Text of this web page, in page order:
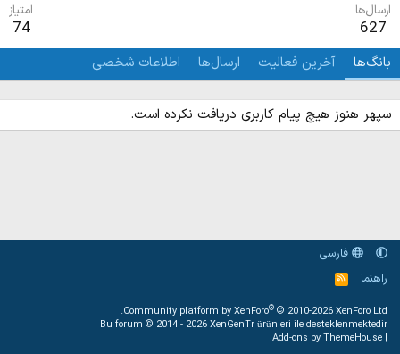
ارسال‌ها
627
امتیاز
74
بانگ‌ها آخرین فعالیت ارسال‌ها اطلاعات شخصی
سپهر هنوز هیچ پیام کاربری دریافت نکرده است.
فارسی
راهنما
خ
و
ا
ک
Community platform by XenForo® © 2010-2026 XenForo Ltd.
Bu forum © 2014 - 2026XenGenTr ürünleri ile desteklenmektedir
|
Add-ons by ThemeHouse